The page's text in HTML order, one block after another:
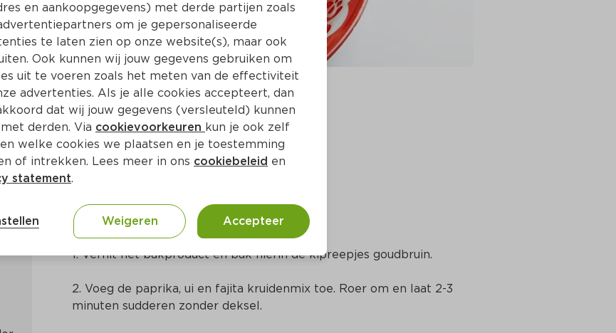
Min Centraal-Amerikaans
Bereidingswijze
1. Verhit het bakproduct en bak hierin de kipreepjes goudbruin.
2. Voeg de paprika, ui en fajita kruidenmix toe. Roer om en laat 2-3
minuten sudderen zonder deksel.
en aankoopgegevens) met derde partijen zoals
om je gepersonaliseerde
te laten zien op onze website(s), maar ook
Ook kunnen wij jouw gegevens gebruiken om
uit te voeren zoals het meten van de effectiviteit
advertenties. Als je alle cookies accepteert, dan
dat wij jouw gegevens (versleuteld) kunnen
derden. Via cookievoorkeuren kun je ook zelf
welke cookies we plaatsen en je toestemming
of intrekken. Lees meer in ons cookiebeleid en
statement.
Weigeren Accepteer